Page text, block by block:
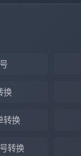
换
转换
转换